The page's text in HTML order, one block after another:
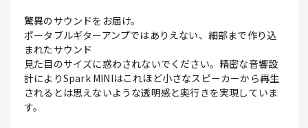
驚異のサウンドをお届け。
ポータブルギターアンプではありえない、細部まで作り込
まれたサウンド
見た目のサイズに惑わされないでください。精密な音響設
計によりSpark MINIはこれほど小さなスピーカーから再生
されるとは思えないような透明感と奥行きを実現していま
す。